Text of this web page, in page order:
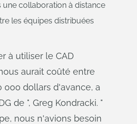
une collaboration à distance
les équipes distribuées
à utiliser le CAD
aurait coûté entre
000 dollars d'avance, a
de ", Greg Kondracki. "
nous n'avions besoin